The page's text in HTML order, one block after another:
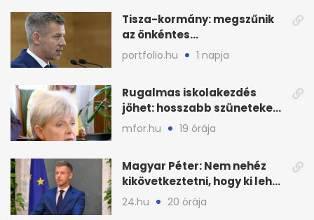
Tisza-kormány: megszűnik
az önkéntes
fogyasztáscsökkentés
portfolio.hu 1 napja
Rugalmas iskolakezdés
jöhet: hosszabb szüneteket
javasolnak szeptembertől
mfor.hu 19 órája
Magyar Péter: Nem nehéz
kikövetkeztetni, hogy ki lehet
a három jelölt
24.hu 20 órája